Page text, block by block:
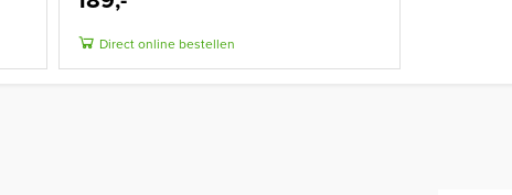
Direct online bestellen